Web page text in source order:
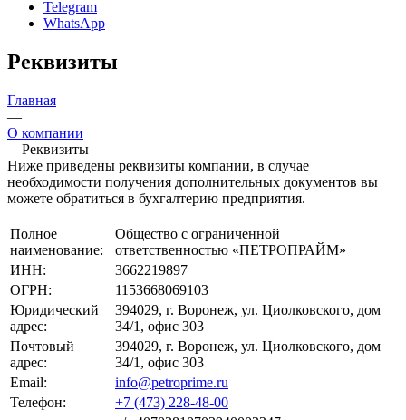
Telegram
WhatsApp
Реквизиты
Главная
—
О компании
—Реквизиты
Ниже приведены реквизиты компании, в случае
необходимости получения дополнительных документов вы
можете обратиться в бухгалтерию предприятия.
Полное
наименование:
Общество с ограниченной
ответственностью «ПЕТРОПРАЙМ»
ИНН:
3662219897
ОГРН:
1153668069103
Юридический
адрес:
394029, г. Воронеж, ул. Циолковского, дом
34/1, офис 303
Почтовый
адрес:
394029, г. Воронеж, ул. Циолковского, дом
34/1, офис 303
Email:
info@petroprime.ru
Телефон:
+7 (473) 228-48-00